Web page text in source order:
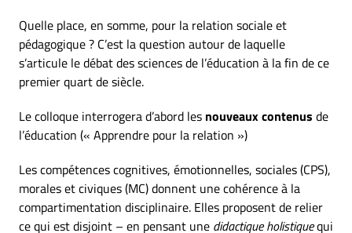
Quelle place, en somme, pour la relation sociale et
pédagogique ? C’est la question autour de laquelle
s’articule le débat des sciences de l’éducation à la fin de ce
premier quart de siècle.
Le colloque interrogera d’abord les nouveaux contenus de
l’éducation (« Apprendre pour la relation »)
Les compétences cognitives, émotionnelles, sociales (CPS),
morales et civiques (MC) donnent une cohérence à la
compartimentation disciplinaire. Elles proposent de relier
ce qui est disjoint – en pensant une didactique holistiquequi